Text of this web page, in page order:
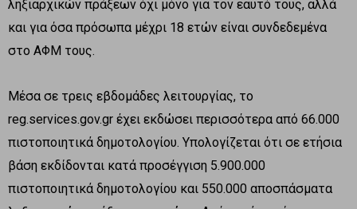
ληξιαρχικών πράξεων όχι μόνο για τον εαυτό τους, αλλά
και για όσα πρόσωπα μέχρι 18 ετών είναι συνδεδεμένα
στο ΑΦΜ τους.
Μέσα σε τρεις εβδομάδες λειτουργίας, το
reg.services.gov.gr έχει εκδώσει περισσότερα από 66.000
πιστοποιητικά δημοτολογίου. Υπολογίζεται ότι σε ετήσια
βάση εκδίδονται κατά προσέγγιση 5.900.000
πιστοποιητικά δημοτολογίου και 550.000 αποσπάσματα